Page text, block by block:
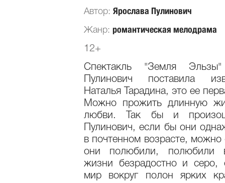
Автор: Ярослава Пулинович
Жанр: романтическая мелодрама
12+
Спектакль "Земля
Пулинович поставила
Наталья Тарадина, это ее
Можно прожить длинную
любви. Так бы и
Пулинович, если бы они
в почтенном возрасте, можно
они полюбили, полюбили
жизни безрадостно и серо,
мир вокруг полон ярких